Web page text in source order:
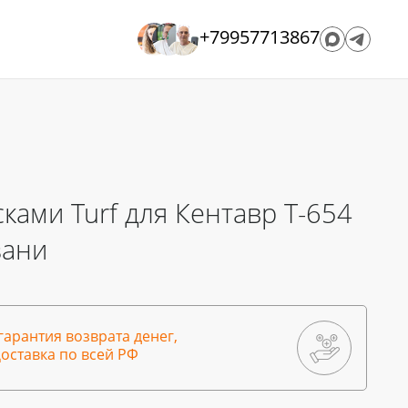
+79957713867
Turf для Кентавр Т-654
возврата денег,
по всей РФ